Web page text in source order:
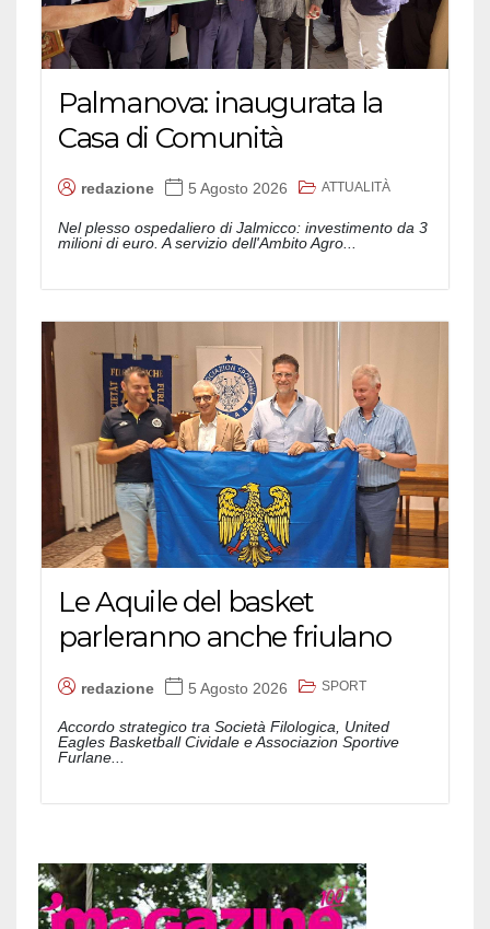
Palmanova: inaugurata la
Casa di Comunità
redazione 5 Agosto 2026 ATTUALITÀ
Nel plesso ospedaliero di Jalmicco: investimento da 3
milioni di euro. A servizio dell'Ambito Agro...
Le Aquile del basket
parleranno anche friulano
redazione 5 Agosto 2026 SPORT
Accordo strategico tra Società Filologica, United
Eagles Basketball Cividale e Associazion Sportive
Furlane...